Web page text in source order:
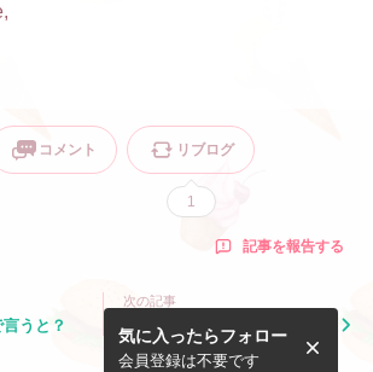
コメント リブログ
1
記事を報告する
言うと？
次の記事
「（食事を）作る」を英語で
言うと？
気に入ったらフォロー
会員登録は不要です